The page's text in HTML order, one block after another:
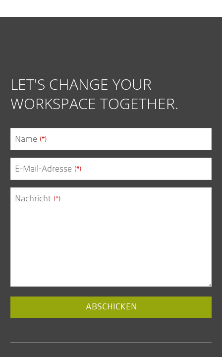
LET'S CHANGE YOUR
WORKSPACE TOGETHER.
Name (*)
E-Mail-Adresse (*)
Nachricht (*)
ABSCHICKEN